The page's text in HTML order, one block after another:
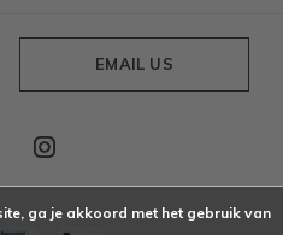
EMAIL US
ga je akkoord met het gebruik van